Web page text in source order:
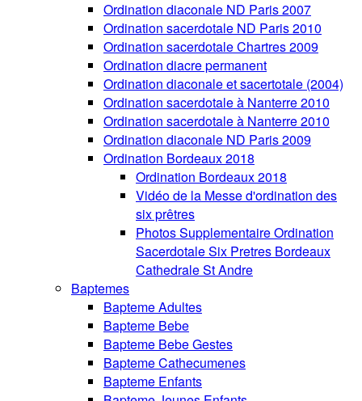
Ordination diaconale ND Paris 2007
Ordination sacerdotale ND Paris 2010
Ordination sacerdotale Chartres 2009
Ordination diacre permanent
Ordination diaconale et sacertotale (2004)
Ordination sacerdotale à Nanterre 2010
Ordination sacerdotale à Nanterre 2010
Ordination diaconale ND Paris 2009
Ordination Bordeaux 2018
Ordination Bordeaux 2018
Vidéo de la Messe d'ordination des
six prêtres
Photos Supplementaire Ordination
Sacerdotale Six Pretres Bordeaux
Cathedrale St Andre
Baptemes
Bapteme Adultes
Bapteme Bebe
Bapteme Bebe Gestes
Bapteme Cathecumenes
Bapteme Enfants